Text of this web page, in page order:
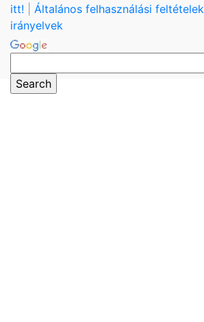
itt!
Általános felhasználási feltételek
irányelvek